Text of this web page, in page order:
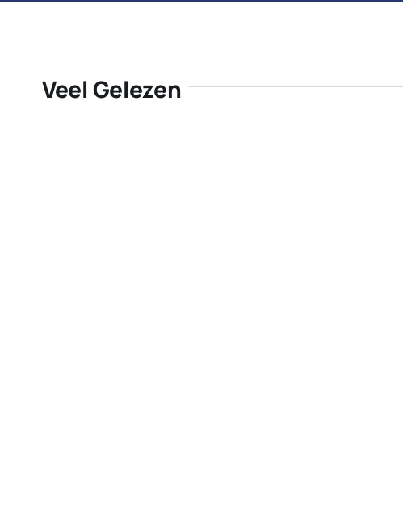
Veel Gelezen